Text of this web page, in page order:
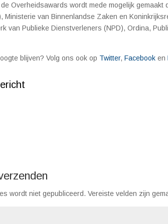
Overheidsawards wordt mede mogelijk gemaakt
Ministerie van Binnenlandse Zaken en
van Publieke Dienstverleners (NPD), Ordina,
blijven? Volg ons ook op Twitter,Facebook en
wordt niet gepubliceerd. Vereiste velden zijn